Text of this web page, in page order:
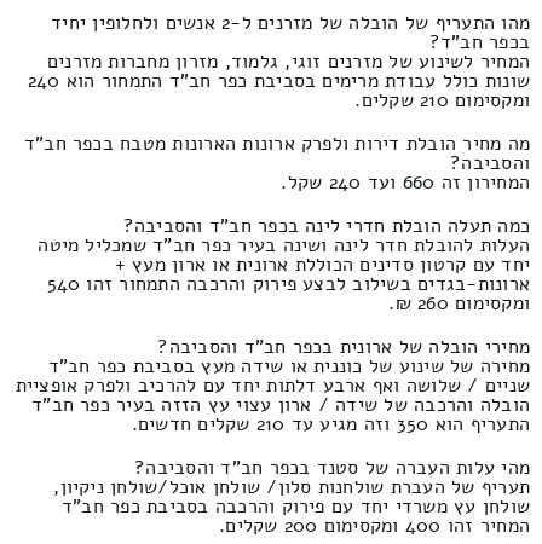
מהו התעריף של הובלה של מזרנים ל-2 אנשים ולחלופין יחיד
בכפר חב"ד?
המחיר לשינוע של מזרנים זוגי, גלמוד, מזרון מחברות מזרנים
שונות כולל עבודת מרימים בסביבת כפר חב"ד התמחור הוא 240
ומקסימום 210 שקלים.
מה מחיר הובלת דירות ולפרק ארונות הארונות מטבח בכפר חב"ד
והסביבה?
המחירון זה 660 ועד 240 שקל.
כמה תעלה הובלת חדרי לינה בכפר חב"ד והסביבה?
העלות להובלת חדר לינה ושינה בעיר כפר חב"ד שמכליל מיטה
יחד עם קרטון סדינים הכוללת ארונית או ארון מעץ +
ארונות-בגדים בשילוב לבצע פירוק והרכבה התמחור זהו 540
ומקסימום 260 ₪.
מחירי הובלה של ארונית בכפר חב"ד והסביבה?
מחירה של שינוע של כוננית או שידה מעץ בסביבת כפר חב"ד
שניים / שלושה ואף ארבע דלתות יחד עם להרכיב ולפרק אופציית
הובלה והרכבה של שידה / ארון עצוי עץ הזזה בעיר כפר חב"ד
התעריף הוא 350 וזה מגיע עד 210 שקלים חדשים.
מהי עלות העברה של סטנד בכפר חב"ד והסביבה?
תעריף של העברת שולחנות סלון/ שולחן אוכל/שולחן ניקיון,
שולחן עץ משרדי יחד עם פירוק והרכבה בסביבת כפר חב"ד
המחיר זהו 400 ומקסימום 200 שקלים.